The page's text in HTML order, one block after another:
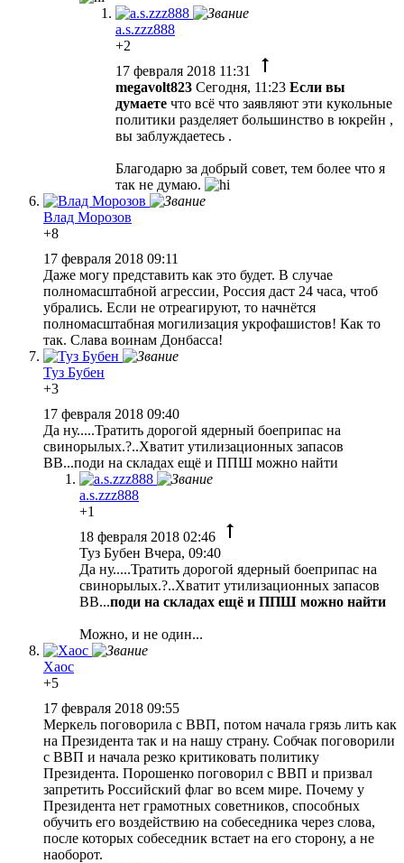
a.s.zzz888
+2
17 февраля 2018 11:31
megavolt823 Сегодня, 11:23 Если вы
думаете что всё что заявляют эти кукольные
политики разделяет большинство в юкрейн ,
вы заблуждаетесь .
Благодарю за добрый совет, тем более что я
так не думаю.
Влад Морозов
+8
17 февраля 2018 09:11
Даже могу представить как это будет. В случае
полномасштабной агрессии, Россия даст 24 часа, чтоб
убрались. Если не отреагируют, то начнётся
полномасштабная могилизация укрофашистов! Как то
так. Слава воинам Донбасса!
Туз Бубен
+3
17 февраля 2018 09:40
Да ну.....Тратить дорогой ядерный боеприпас на
свинорылых.?..Хватит утилизационных запасов
ВВ...поди на складах ещё и ППШ можно найти
a.s.zzz888
+1
18 февраля 2018 02:46
Туз Бубен Вчера, 09:40
Да ну.....Тратить дорогой ядерный боеприпас на
свинорылых.?..Хватит утилизационных запасов
ВВ...поди на складах ещё и ППШ можно найти
Можно, и не один...
Хаос
+5
17 февраля 2018 09:55
Меркель поговорила с ВВП, потом начала грязь лить как
на Президента так и на нашу страну. Собчак поговорили
с ВВП и начала резко критиковать политику
Президента. Порошенко поговорил с ВВП и призвал
запретить Российский флаг во всем мире. Почему у
Президента нет грамотных советников, способных
обучить его воздействию на собеседника через слова,
после которых собеседник встает на его сторону, а не
наоборот.